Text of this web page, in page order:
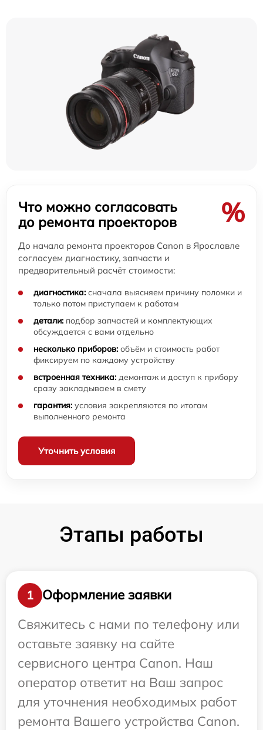
Что можно согласовать
до ремонта проекторов
%
До начала ремонта проекторов Canon в Ярославле
согласуем диагностику, запчасти и
предварительный расчёт стоимости:
диагностика: сначала выясняем причину поломки и
только потом приступаем к работам
детали: подбор запчастей и комплектующих
обсуждается с вами отдельно
несколько приборов: объём и стоимость работ
фиксируем по каждому устройству
встроенная техника: демонтаж и доступ к прибору
сразу закладываем в смету
гарантия: условия закрепляются по итогам
выполненного ремонта
Уточнить условия
Этапы работы
1
Оформление заявки
Свяжитесь с нами по телефону или
оставьте заявку на сайте
сервисного центра Canon. Наш
оператор ответит на Ваш запрос
для уточнения необходимых работ
ремонта Вашего устройства Canon.